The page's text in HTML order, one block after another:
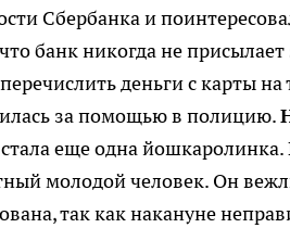
Сбербанка и
банк никогда не
деньги с карты
за помощью в полицию.
еще одна
молодой человек. Он
так как накануне